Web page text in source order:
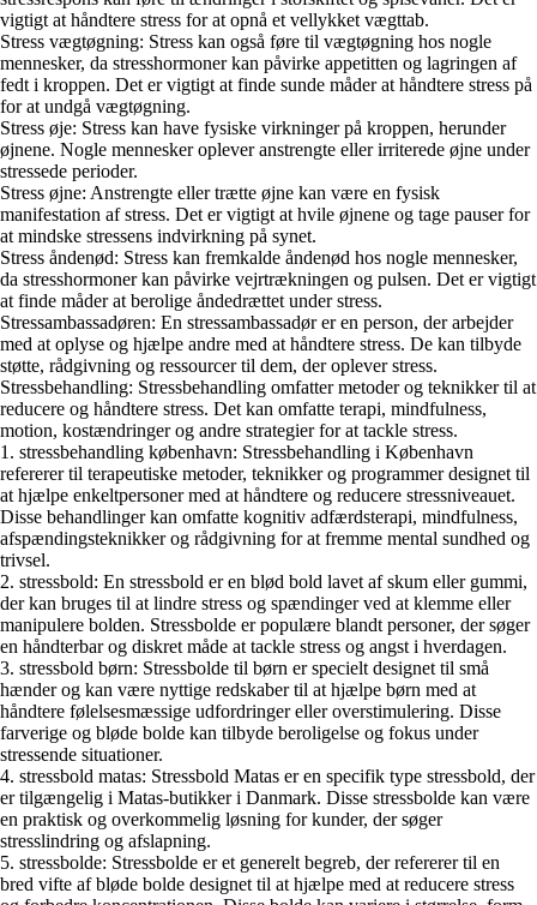
vigtigt at håndtere stress for at opnå et vellykket vægttab.
Stress vægtøgning: Stress kan også føre til vægtøgning hos nogle
mennesker, da stresshormoner kan påvirke appetitten og lagringen af
fedt i kroppen. Det er vigtigt at finde sunde måder at håndtere stress på
for at undgå vægtøgning.
Stress øje: Stress kan have fysiske virkninger på kroppen, herunder
øjnene. Nogle mennesker oplever anstrengte eller irriterede øjne under
stressede perioder.
Stress øjne: Anstrengte eller trætte øjne kan være en fysisk
manifestation af stress. Det er vigtigt at hvile øjnene og tage pauser for
at mindske stressens indvirkning på synet.
Stress åndenød: Stress kan fremkalde åndenød hos nogle mennesker,
da stresshormoner kan påvirke vejrtrækningen og pulsen. Det er vigtigt
at finde måder at berolige åndedrættet under stress.
Stressambassadøren: En stressambassadør er en person, der arbejder
med at oplyse og hjælpe andre med at håndtere stress. De kan tilbyde
støtte, rådgivning og ressourcer til dem, der oplever stress.
Stressbehandling: Stressbehandling omfatter metoder og teknikker til at
reducere og håndtere stress. Det kan omfatte terapi, mindfulness,
motion, kostændringer og andre strategier for at tackle stress.
1. stressbehandling københavn: Stressbehandling i København
refererer til terapeutiske metoder, teknikker og programmer designet til
at hjælpe enkeltpersoner med at håndtere og reducere stressniveauet.
Disse behandlinger kan omfatte kognitiv adfærdsterapi, mindfulness,
afspændingsteknikker og rådgivning for at fremme mental sundhed og
trivsel.
2. stressbold: En stressbold er en blød bold lavet af skum eller gummi,
der kan bruges til at lindre stress og spændinger ved at klemme eller
manipulere bolden. Stressbolde er populære blandt personer, der søger
en håndterbar og diskret måde at tackle stress og angst i hverdagen.
3. stressbold børn: Stressbolde til børn er specielt designet til små
hænder og kan være nyttige redskaber til at hjælpe børn med at
håndtere følelsesmæssige udfordringer eller overstimulering. Disse
farverige og bløde bolde kan tilbyde beroligelse og fokus under
stressende situationer.
4. stressbold matas: Stressbold Matas er en specifik type stressbold, der
er tilgængelig i Matas-butikker i Danmark. Disse stressbolde kan være
en praktisk og overkommelig løsning for kunder, der søger
stresslindring og afslapning.
5. stressbolde: Stressbolde er et generelt begreb, der refererer til en
bred vifte af bløde bolde designet til at hjælpe med at reducere stress